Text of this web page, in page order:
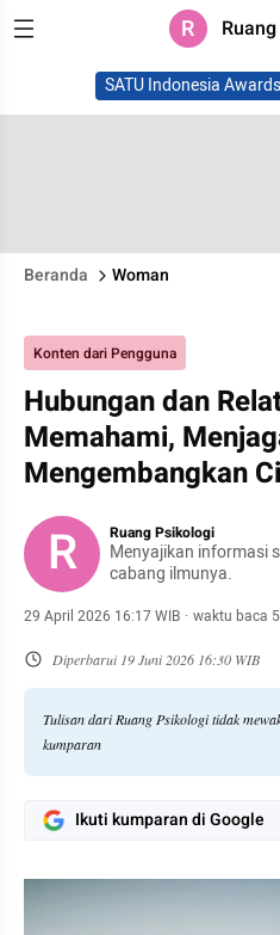
R
SATU Indonesia Awards
Beranda Woman
Konten dari Pengguna
Hubungan dan
Memahami,
Mengembangkan
R Ruang Psikologi
Menyajikan informasi
cabang ilmunya.
29 April 2026 16:17 WIB · waktu baca
Diperbarui 19 Juni 2026 16:30 WIB
Tulisan dari Ruang Psikologi tidak
kumparan
Ikuti kumparan di Google